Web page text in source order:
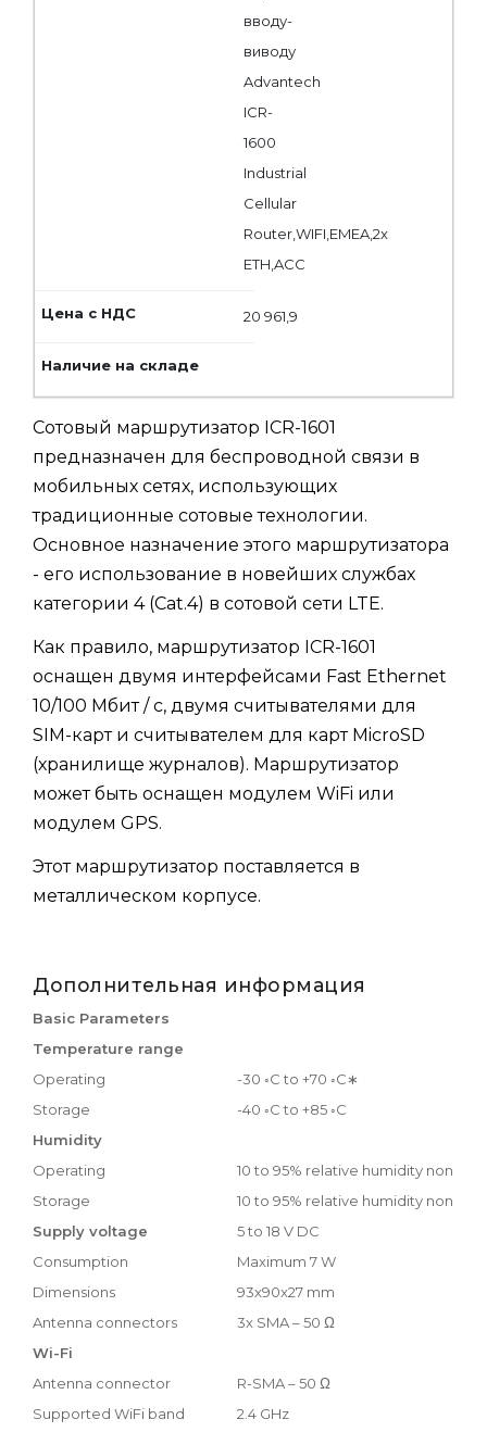
вводу-
виводу
Advantech
ICR-
1600
Industrial
Cellular
Router,WIFI,EMEA,2x
ETH,ACC
20 961,9
Сотовый маршрутизатор ICR-1601
предназначен для беспроводной связи в
мобильных сетях, использующих
традиционные сотовые технологии.
Основное назначение этого маршрутизатора
- его использование в новейших службах
категории 4 (Cat.4) в сотовой сети LTE.
Как правило, маршрутизатор ICR-1601
оснащен двумя интерфейсами Fast Ethernet
10/100 Мбит / с, двумя считывателями для
SIM-карт и считывателем для карт MicroSD
(хранилище журналов). Маршрутизатор
может быть оснащен модулем WiFi или
модулем GPS.
Этот маршрутизатор поставляется в
металлическом корпусе.
Дополнительная информация
Basic Parameters
Temperature range
Operating
-30 ◦C to +70 ◦C∗
Storage
-40 ◦C to +85 ◦C
Humidity
Operating
10 to 95% relative humidity non
Storage
10 to 95% relative humidity non
Supply voltage
5 to 18 V DC
Consumption
Maximum 7 W
Dimensions
93x90x27 mm
Antenna connectors
3x SMA – 50 Ω
Wi-Fi
Antenna connector
R-SMA – 50 Ω
Supported WiFi band
2.4 GHz